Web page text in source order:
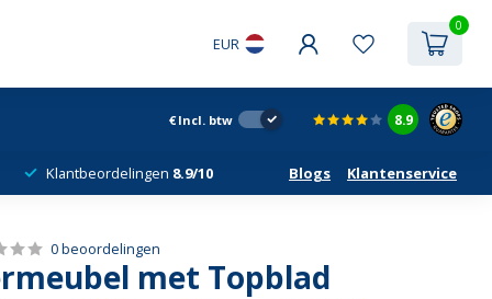
EUR
0
€ Incl. btw 8.9
Klantbeordelingen 8.9/10 Blogs Klantenservice
0 beoordelingen
met Topblad